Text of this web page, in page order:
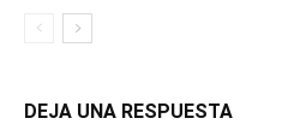
DEJA UNA RESPUESTA